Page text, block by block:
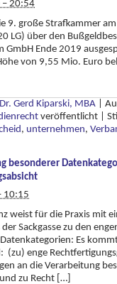
20:54
9. große Strafkammer
LG) über den
GmbH Ende 2019
von 9,55 Mio. Euro
Dr. Gerd Kiparski, MBA
veröffentlicht
, unternehmen,
besonderer
10:15
weist für die Praxis mit
Sackgasse zu den
Es
(zu) enge
an die Verarbeitung
zu Recht […]